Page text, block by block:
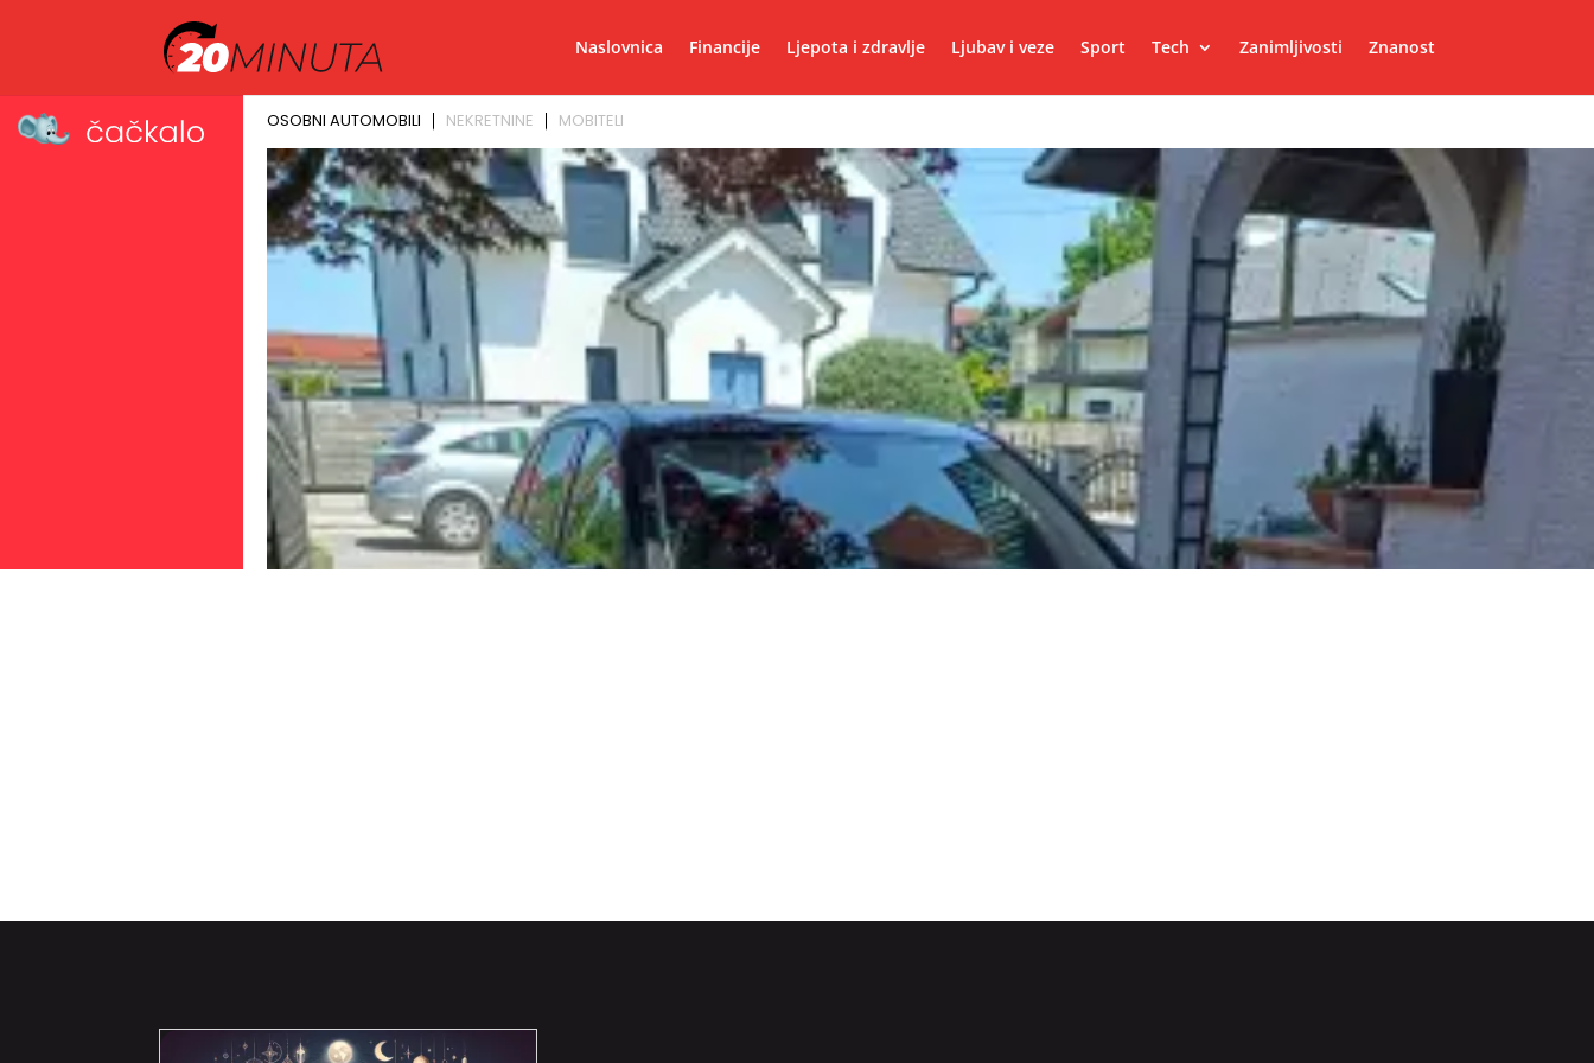
Naslovnica Financije Ljepota i zdravlje Ljubav i veze Sport Tech Zanimljivosti Znanost